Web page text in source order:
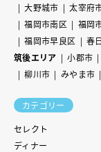
大野城市
太宰府
福岡市南区
福岡
福岡市早良区
春
筑後エリア
小郡市
柳川市
みやま市
カテゴリー
セレクト
ディナー